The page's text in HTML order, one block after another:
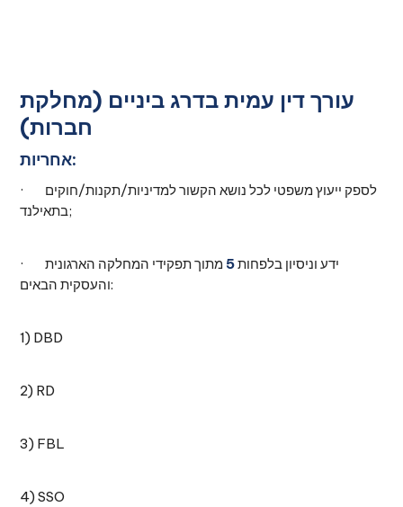
עורך דין עמית בדרג ביניים (מחלקת
חברות)
אחריות:
· לספק ייעוץ משפטי לכל נושא הקשור למדיניות/תקנות/חוקים
בתאילנד;
· ידע וניסיון בלפחות5 מתוך תפקידי המחלקה הארגונית
והעסקית הבאים:
1) DBD
2) RD
3) FBL
4) SSO